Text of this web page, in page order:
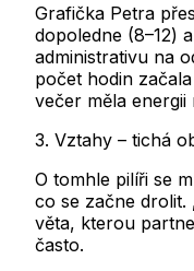
Grafička Petra
dopoledne (8–12)
administrativu na
počet hodin
večer měla energii
3. Vztahy – tichá
O tomhle pilíři se
co se začne drolit.
věta, kterou
často.